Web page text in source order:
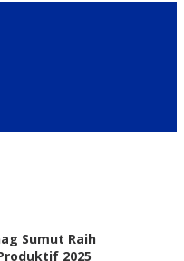
Sumut Raih
2025